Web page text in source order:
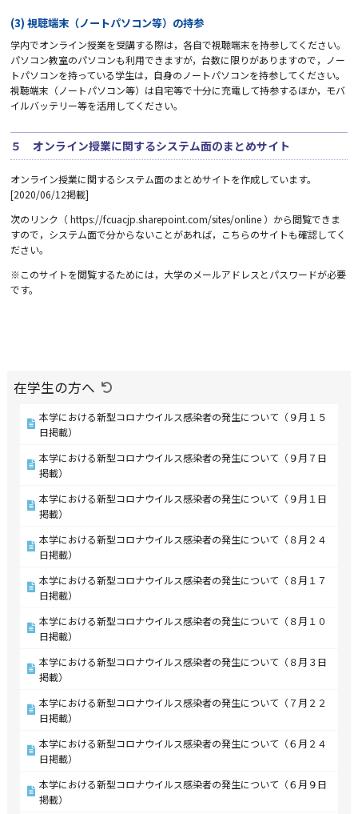
(3) 視聴端末（ノートパソコン等）の持参
学内でオンライン授業を受講する際は，各自で視聴端末を持参してください。
パソコン教室のパソコンも利用できますが，台数に限りがありますので，ノー
トパソコンを持っている学生は，自身のノートパソコンを持参してください。
視聴端末（ノートパソコン等）は自宅等で十分に充電して持参するほか，モバ
イルバッテリー等を活用してください。
５ オンライン授業に関するシステム面のまとめサイト
オンライン授業に関するシステム面のまとめサイトを作成しています。
[2020/06/12掲載]
次のリンク（https://fcuacjp.sharepoint.com/sites/online ）から閲覧できま
すので，システム面で分からないことがあれば，こちらのサイトも確認してく
ださい。
※このサイトを閲覧するためには，大学のメールアドレスとパスワードが必要
です。
在学生の方へ
本学における新型コロナウイルス感染者の発生について（９月１５
日掲載）
本学における新型コロナウイルス感染者の発生について（９月７日
掲載）
本学における新型コロナウイルス感染者の発生について（９月１日
掲載）
本学における新型コロナウイルス感染者の発生について（８月２４
日掲載）
本学における新型コロナウイルス感染者の発生について（８月１７
日掲載）
本学における新型コロナウイルス感染者の発生について（８月１０
日掲載）
本学における新型コロナウイルス感染者の発生について（８月３日
掲載）
本学における新型コロナウイルス感染者の発生について（７月２２
日掲載）
本学における新型コロナウイルス感染者の発生について（６月２４
日掲載）
本学における新型コロナウイルス感染者の発生について（６月９日
掲載）